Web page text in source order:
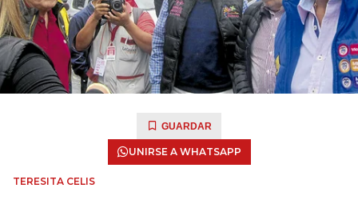
GUARDAR
UNIRSE A WHATSAPP
TERESITA CELIS